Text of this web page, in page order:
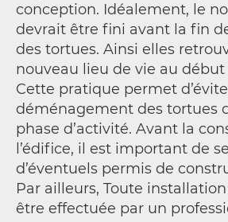
conception. Idéalement, le
devrait être fini avant la fin
des tortues. Ainsi elles
nouveau lieu de vie au
Cette pratique permet
déménagement des tortues
phase d’activité. Avant la
l’édifice, il est important de
d’éventuels permis de
Par ailleurs, Toute
être effectuée par un